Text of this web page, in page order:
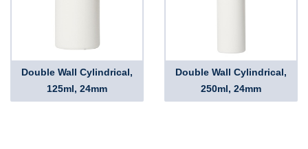
Double Wall Cylindrical,
125ml, 24mm
Double Wall Cylindrical,
250ml, 24mm